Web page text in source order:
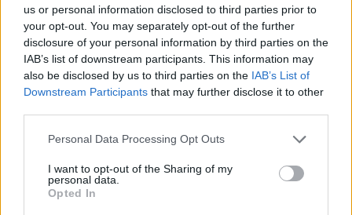
us or personal information disclosed to third parties prior to
your opt-out. You may separately opt-out of the further
disclosure of your personal information by third parties on the
IAB’s list of downstream participants. This information may
also be disclosed by us to third parties on the IAB’s List of
Downstream Participants that may further disclose it to other
Personal Data Processing Opt Outs
I want to opt-out of the Sharing of my
personal data.
Opted In
Entrez
toutes
les
lettres
ou
numéro
niveau
Recherche
Recherche par mot connu. Entrez un
mot :
connu.
Entrez
Recherche